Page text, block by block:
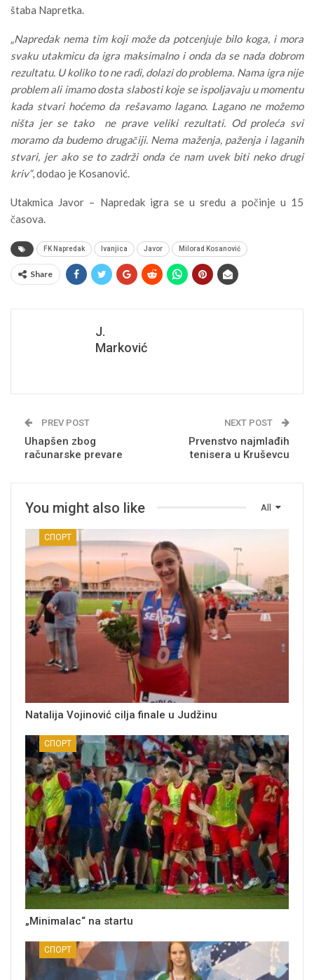
štaba Napretka.
„Napredak nema tim koji može da potcenjuje bilo koga, i mora
svaku utakmicu da igra maksimalno i onda da se nada dobrom
rezultatu. U koliko to ne radi, dolazi do problema. Nama igra nije
problem ali imamo dosta slabosti koje se ispoljavaju u momentu
kada stvari hoćemo da rešavamo lagano. Lagano ne možemo
ništa jer se tako ne prave veliki rezultati. Od proleća svi
moramo da budemo drugačiji. Nema maženja, paženja i laganih
stvari, jer ako se to zadrži onda će nam uvek biti neko drugi
kriv“, dodao je Kosanović.
Utakmica Javor – Napredak igra se u sredu a počinje u 15
časova.
FK Napredak Ivanjica Javor Milorad Kosanović
Share
J.
Marković
PREV POST
Uhapšen zbog
računarske prevare
NEXT POST
Prvenstvo najmlađih
tenisera u Kruševcu
All
You might also like
СПОРТ
Natalija Vojinović cilja finale u Judžinu
СПОРТ
„Minimalac“ na startu
СПОРТ